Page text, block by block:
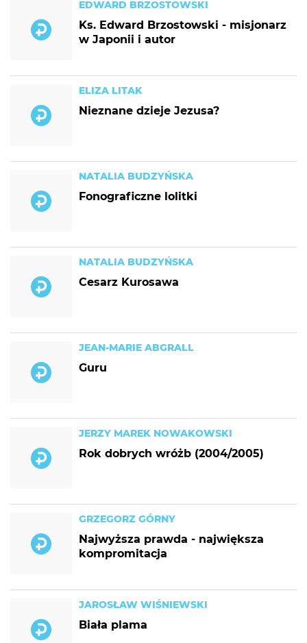
EDWARD BRZOSTOWSKI
Ks. Edward Brzostowski - misjonarz
w Japonii i autor
ELIZA LITAK
Nieznane dzieje Jezusa?
NATALIA BUDZYŃSKA
Fonograficzne lolitki
NATALIA BUDZYŃSKA
Cesarz Kurosawa
JEAN-MARIE ABGRALL
Guru
JERZY MAREK NOWAKOWSKI
Rok dobrych wróżb (2004/2005)
GRZEGORZ GÓRNY
Najwyższa prawda - największa
kompromitacja
JAROSŁAW WIŚNIEWSKI
Biała plama